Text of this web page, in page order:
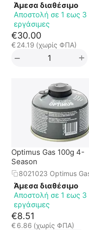
Άμεσα διαθέσιμο
Αποστολή σε 1 εως 3
εργάσιμες
€30.00
€ 24.19 (χωρίς ΦΠΑ)
+
−
Optimus Gas 100g 4-
Season
8021023 Optimus
Άμεσα διαθέσιμο
Αποστολή σε 1 εως 3
εργάσιμες
€8.51
€ 6.86 (χωρίς ΦΠΑ)